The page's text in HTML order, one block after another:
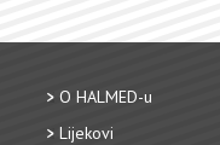
O HALMED-u
Lijekovi